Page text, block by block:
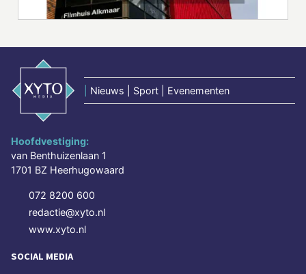
Nieuws | Sport | Evenementen
Hoofdvestiging:
van Benthuizenlaan 1
1701 BZ Heerhugowaard
072 8200 600
redactie@xyto.nl
www.xyto.nl
SOCIAL MEDIA